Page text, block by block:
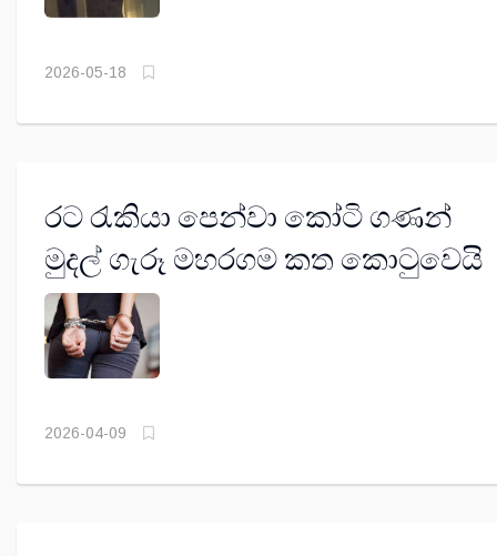
බව බීබීසී විමර්ශනයකින් හෙළි වෙයි
2026-05-18
රට රැකියා පෙන්වා කෝටි ගණන්
මුදල් ගැරූ මහරගම කත කොටුවෙයි
2026-04-09